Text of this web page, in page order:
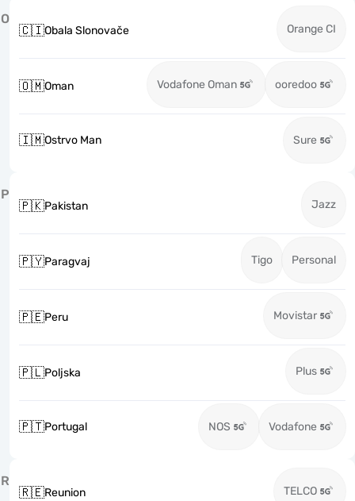
O
🇨🇮Obala Slonovače Orange CI
🇴🇲Oman Vodafone Oman ooredoo
🇮🇲Ostrvo Man Sure
P
🇵🇰Pakistan Jazz
🇵🇾Paragvaj Tigo Personal
🇵🇪Peru Movistar
🇵🇱Poljska Plus
🇵🇹Portugal NOS Vodafone
R
🇷🇪Reunion TELCO